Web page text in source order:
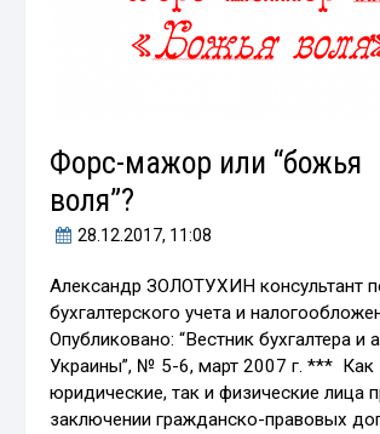
Форс-мажор или “божья
воля”?
28.12.2017, 11:08
Александр ЗОЛОТУХИН консультант
бухгалтерского учета и
Опубликовано: “Вестник бухгалтера и
Украины”, № 5-6, март 2007 г. *** Как
юридические, так и физические лица
заключении гражданско-правовых